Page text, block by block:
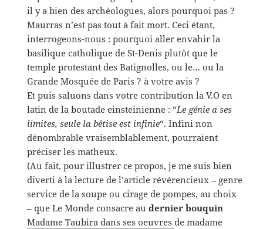
il y a bien des archéologues, alors pourquoi pas ?
Maurras n’est pas tout à fait mort. Ceci étant,
interrogeons-nous : pourquoi aller envahir la
basilique catholique de St-Denis plutôt que le
temple protestant des Batignolles, ou le… ou la
Grande Mosquée de Paris ? à votre avis ?
Et puis saluons dans votre contribution la V.O en
latin de la boutade einsteinienne : “Le génie a ses
limites, seule la bêtise est infinie“. Infini non
dénombrable vraisemblablement, pourraient
préciser les matheux.
(Au fait, pour illustrer ce propos, je me suis bien
diverti à la lecture de l’article révérencieux – genre
service de la soupe ou cirage de pompes, au choix
– que Le Monde consacre audernier bouquin
Madame Taubira dans ses oeuvresde madame